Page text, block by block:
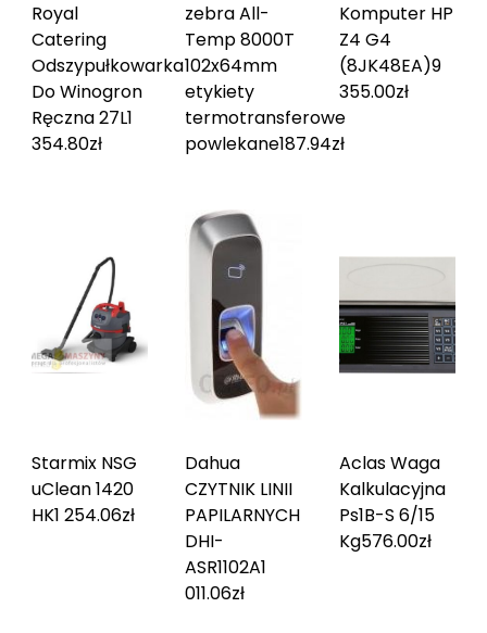
Royal
Catering
Odszypułkowarka
Do Winogron
Ręczna 27L1
354.80zł
zebra All-
Temp 8000T
102x64mm
etykiety
termotransferowe
powlekane187.94zł
Komputer HP
Z4 G4
(8JK48EA)9
355.00zł
Starmix NSG
uClean 1420
HK1 254.06zł
Dahua
CZYTNIK LINII
PAPILARNYCH
DHI-
ASR1102A1
011.06zł
Aclas Waga
Kalkulacyjna
Ps1B-S 6/15
Kg576.00zł